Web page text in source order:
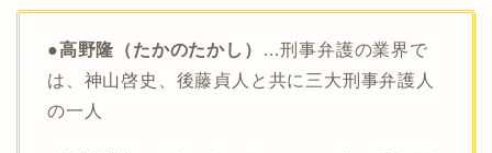
●高野隆（たかのたかし）
…刑事弁護の業界で
は、神山啓史、後藤貞人と共に三大刑事弁護人
の一人